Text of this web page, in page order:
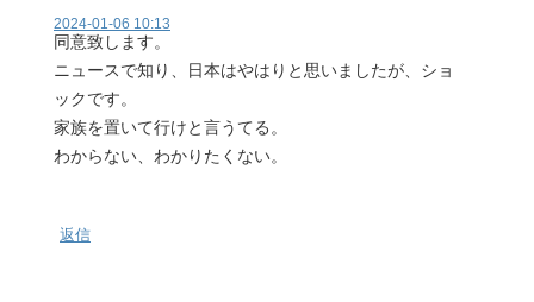
2024-01-06 10:13
同意致します。
ニュースで知り、日本はやはりと思いましたが、ショ
ックです。
家族を置いて行けと言うてる。
わからない、わかりたくない。
返信